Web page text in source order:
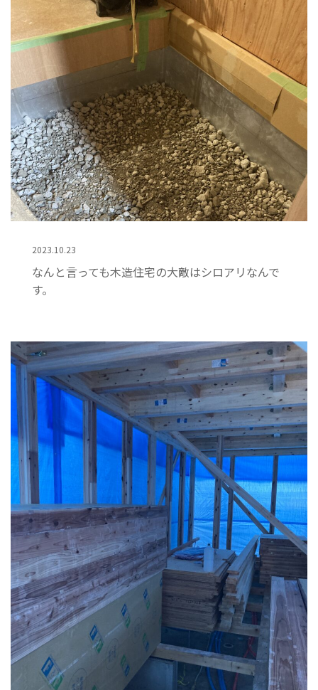
2023.10.23
なんと言っても木造住宅の大敵はシロアリなんで
す。